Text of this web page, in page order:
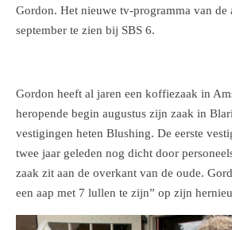
Gordon. Het nieuwe tv-programma van de
september te zien bij SBS 6.
Gordon heeft al jaren een koffiezaak in
heropende begin augustus zijn zaak in
vestigingen heten Blushing. De eerste
twee jaar geleden nog dicht door
zaak zit aan de overkant van de oude.
een aap met 7 lullen te zijn” op zijn